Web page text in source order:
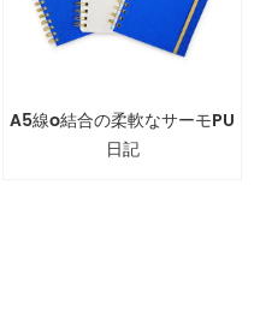
A5線o結合の柔軟なサーモPU
日記